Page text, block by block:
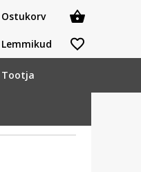
Ostukorv
Lemmikud
Tootja